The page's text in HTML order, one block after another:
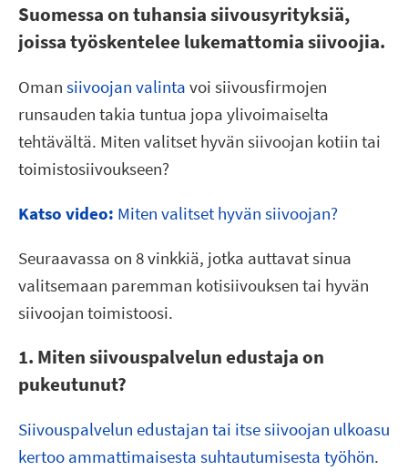
Suomessa on tuhansia siivousyrityksiä,
joissa työskentelee lukemattomia siivoojia.
Oman siivoojan valinta voi siivousfirmojen
runsauden takia tuntua jopa ylivoimaiselta
tehtävältä. Miten valitset hyvän siivoojan kotiin tai
toimistosiivoukseen?
Katso video: Miten valitset hyvän siivoojan?
Seuraavassa on 8 vinkkiä, jotka auttavat sinua
valitsemaan paremman kotisiivouksen tai hyvän
siivoojan toimistoosi.
1. Miten siivouspalvelun edustaja on
pukeutunut?
Siivouspalvelun edustajan tai itse siivoojan ulkoasu
kertoo ammattimaisesta suhtautumisesta työhön.